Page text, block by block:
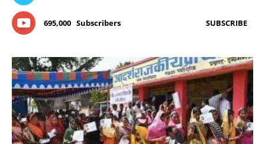
695,000 Subscribers SUBSCRIBE